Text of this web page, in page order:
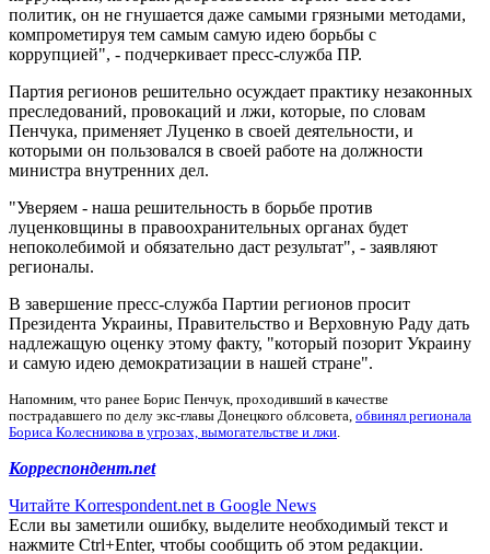
политик, он не гнушается даже самыми грязными методами,
компрометируя тем самым самую идею борьбы с
коррупцией", - подчеркивает пресс-служба ПР.
Партия регионов решительно осуждает практику незаконных
преследований, провокаций и лжи, которые, по словам
Пенчука, применяет Луценко в своей деятельности, и
которыми он пользовался в своей работе на должности
министра внутренних дел.
"Уверяем - наша решительность в борьбе против
луценковщины в правоохранительных органах будет
непоколебимой и обязательно даст результат", - заявляют
регионалы.
В завершение пресс-служба Партии регионов просит
Президента Украины, Правительство и Верховную Раду дать
надлежащую оценку этому факту, "который позорит Украину
и самую идею демократизации в нашей стране".
Напомним, что ранее Борис Пенчук, проходивший в качестве
пострадавшего по делу экс-главы Донецкого облсовета, обвинял регионала
Бoриса Колесникова в угрозах, вымогательстве и лжи
Корреспондент.net
Читайте Korrespondent.net в Google News
Если вы заметили ошибку, выделите необходимый текст и
нажмите Ctrl+Enter, чтобы сообщить об этом редакции.